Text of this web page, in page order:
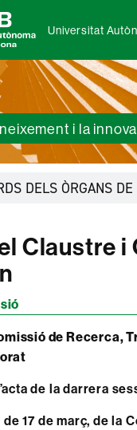
Universitat
i la
DELS ÒRGANS
Claustre i
de Recerca,
de la darrera
de 17 de març, de la